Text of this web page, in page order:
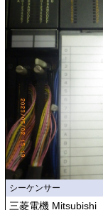
シーケンサー
三菱電機 Mitsubishi